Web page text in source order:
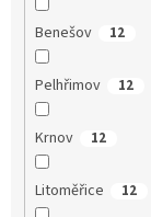
Benešov 12
Pelhřimov 12
Krnov 12
Litoměřice 12